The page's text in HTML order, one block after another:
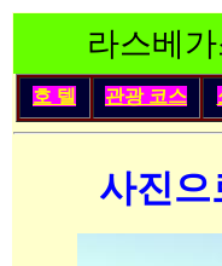
라스베
호 텔 관광 코스
사진으